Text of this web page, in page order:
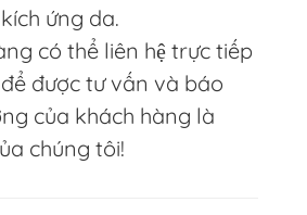
ứng da.
có thể liên hệ trực tiếp
được tư vấn và báo
của khách hàng là
chúng tôi!